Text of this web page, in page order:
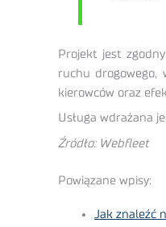
Projekt jest
ruchu drogowego,
kierowców oraz
Usługa wdrażana
Źródło: Webfleet
Powiązane wpisy:
Jak znaleźć